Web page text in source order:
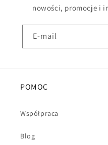
nowości, promocje i
E-mail
POMOC
Współpraca
Blog